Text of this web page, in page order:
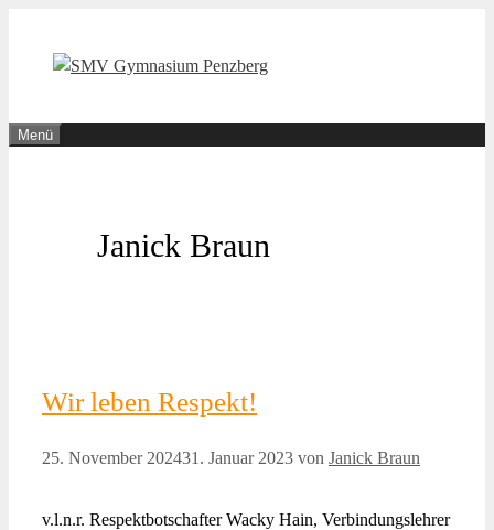
springen
Menü
Janick Braun
Wir leben Respekt!
25. November 202431. Januar 2023 von Janick Braun
v.l.n.r. Respektbotschafter Wacky Hain, Verbindungslehrer